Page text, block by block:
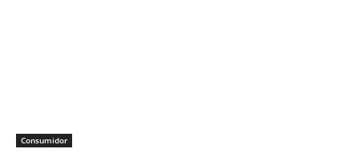
Consumidor